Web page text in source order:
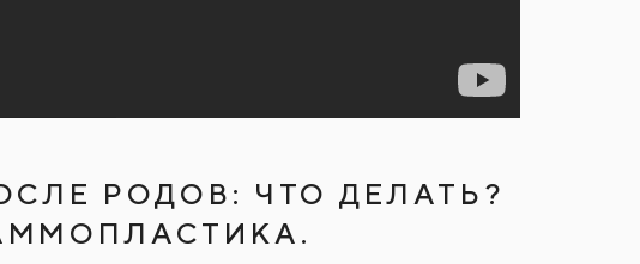
РОДОВ: ЧТО ДЕЛАТЬ?